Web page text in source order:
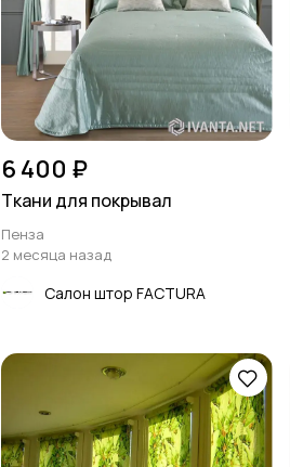
6 400 ₽
Ткани для покрывал
Пенза
2 месяца назад
Салон штор FACTURA